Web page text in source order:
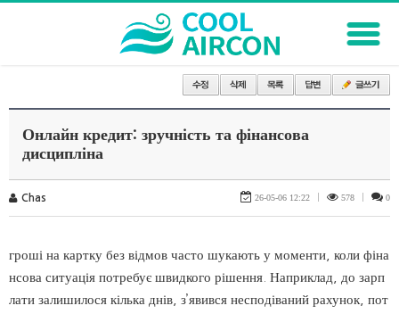
Онлайн кредит: зручність та фінансова
дисципліна
Chas 26-05-06 12:22 578 0
гроші на картку без відмов часто шукають у моменти, коли фіна
нсова ситуація потребує швидкого рішення. Наприклад, до зарп
лати залишилося кілька днів, з’явився несподіваний рахунок, пот